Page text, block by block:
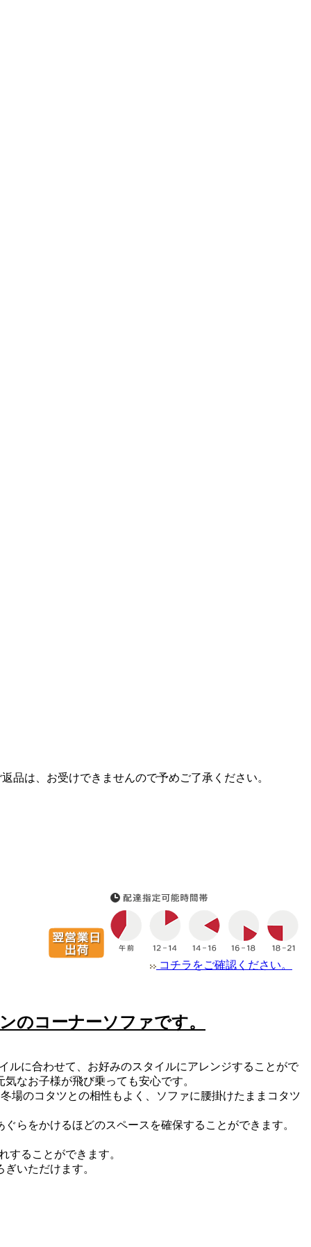
品は、お受けできませんので予めご了承ください。
コチラをご確認ください。
のコーナーソファです。
ルに合わせて、お好みのスタイルにアレンジすることがで
なお子様が飛び乗っても安心です。
場のコタツとの相性もよく、ソファに腰掛けたままコタツ
らをかけるほどのスペースを確保することができます。
することができます。
いただけます。